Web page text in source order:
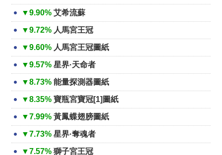
▼9.90% 艾希流蘇
▼9.72% 人馬宮王冠
▼9.60% 人馬宮王冠圖紙
▼9.57% 星界·天命者
▼8.73% 能量探測器圖紙
▼8.35% 寶瓶宮寶冠[1]圖紙
▼7.99% 黃鳳蝶翅膀圖紙
▼7.73% 星界·奪魂者
▼7.57% 獅子宮王冠